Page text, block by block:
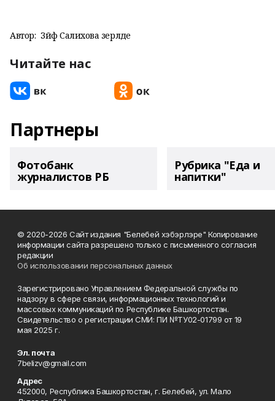
Автор: Зәйфә Салихова әзерләде
Читайте нас
Партнеры
Фотобанк
журналистов РБ
Рубрика "Еда и
напитки"
© 2020-2026 Сайт издания "Белебей хэбэрлэре" Копирование
информации сайта разрешено только с письменного согласия
редакции
Об использовании персональных данных
Зарегистрировано Управлением Федеральной службы по
надзору в сфере связи, информационных технологий и
массовых коммуникаций по Республике Башкортостан.
Свидетельство о регистрации СМИ: ПИ №ТУ02-01799 от 19
мая 2025 г.
Эл. почта
7belizv@gmail.com
Адрес
452000, Республика Башкортостан, г. Белебей, ул. Мало